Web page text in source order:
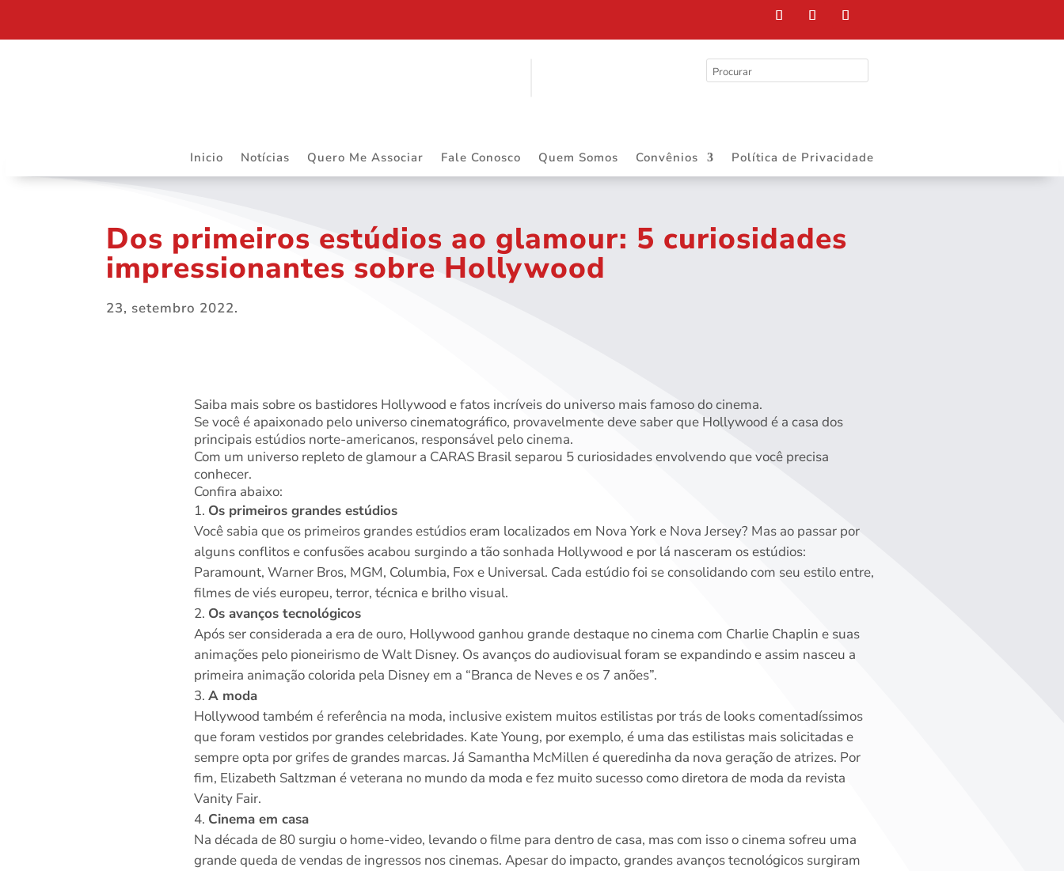
Inicio Notícias Quero Me Associar Fale Conosco Quem Somos Convênios Política de Privacidade
Dos primeiros estúdios ao glamour: 5 curiosidades
impressionantes sobre Hollywood
23, setembro 2022.
Saiba mais sobre os bastidores Hollywood e fatos incríveis do universo mais famoso do cinema.
Se você é apaixonado pelo universo cinematográfico, provavelmente deve saber que Hollywood é a casa dos
principais estúdios norte-americanos, responsável pelo cinema.
Com um universo repleto de glamour a CARAS Brasil separou 5 curiosidades envolvendo que você precisa
conhecer.
Confira abaixo:
Os primeiros grandes estúdios
Você sabia que os primeiros grandes estúdios eram localizados em Nova York e Nova Jersey? Mas ao passar por
alguns conflitos e confusões acabou surgindo a tão sonhada Hollywood e por lá nasceram os estúdios:
Paramount, Warner Bros, MGM, Columbia, Fox e Universal. Cada estúdio foi se consolidando com seu estilo entre,
filmes de viés europeu, terror, técnica e brilho visual.
Os avanços tecnológicos
Após ser considerada a era de ouro, Hollywood ganhou grande destaque no cinema com Charlie Chaplin e suas
animações pelo pioneirismo de Walt Disney. Os avanços do audiovisual foram se expandindo e assim nasceu a
primeira animação colorida pela Disney em a “Branca de Neves e os 7 anões”.
A moda
Hollywood também é referência na moda, inclusive existem muitos estilistas por trás de looks comentadíssimos
que foram vestidos por grandes celebridades. Kate Young, por exemplo, é uma das estilistas mais solicitadas e
sempre opta por grifes de grandes marcas. Já Samantha McMillen é queredinha da nova geração de atrizes. Por
fim, Elizabeth Saltzman é veterana no mundo da moda e fez muito sucesso como diretora de moda da revista
Vanity Fair.
Cinema em casa
Na década de 80 surgiu o home-video, levando o filme para dentro de casa, mas com isso o cinema sofreu uma
grande queda de vendas de ingressos nos cinemas. Apesar do impacto, grandes avanços tecnológicos surgiram